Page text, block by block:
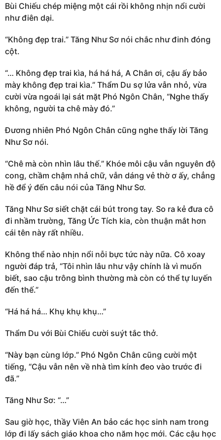
Bùi Chiếu chép miệng một cái rồi không nhịn nổi cười
như điên dại.
“Không đẹp trai.” Tăng Như Sơ nói chắc như đinh đóng
cột.
“… Không đẹp trai kìa, há há há, A Chân ơi, cậu ấy bảo
mày không đẹp trai kìa.” Thẩm Du sợ lửa vẫn nhỏ, vừa
cười vừa ngoái lại sát mặt Phó Ngôn Chân, “Nghe thấy
không, người ta chê mày đó.”
Đương nhiên Phó Ngôn Chân cũng nghe thấy lời Tăng
Như Sơ nói.
“Chê mà còn nhìn lâu thế.” Khóe môi cậu vẫn nguyên độ
cong, chầm chậm nhả chữ, vẫn dáng vẻ thờ ơ ấy, chẳng
hề để ý đến câu nói của Tăng Như Sơ.
Tăng Như Sơ siết chặt cái bút trong tay. So ra kẻ đưa cô
đi nhầm trường, Tăng Ức Tích kia, còn thuận mắt hơn
cái tên này rất nhiều.
Không thể nào nhịn nổi nỗi bực tức này nữa. Cô xoay
người đáp trả, “Tôi nhìn lâu như vậy chính là vì muốn
biết, sao cậu trông bình thường mà còn có thể tự luyến
đến thế.”
“Há há há… Khụ khụ khụ…”
Thẩm Du với Bùi Chiếu cười suýt tắc thở.
“Này bạn cùng lớp.” Phó Ngôn Chân cũng cười một
tiếng, “Cậu vẫn nên về nhà tìm kính đeo vào trước đi
đã.”
Tăng Như Sơ: “…”
Sau giờ học, thầy Viên An bảo các học sinh nam trong
lớp đi lấy sách giáo khoa cho năm học mới. Các cậu học